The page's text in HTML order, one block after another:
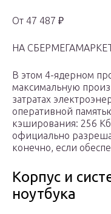
От 47 487 ₽
НА
В этом 4-ядерном
максимальную
затратах
оперативной
кэширования: 256
официально
конечно, если
Корпус и
ноутбука